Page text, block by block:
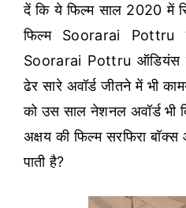
दें कि ये फिल्म साल 2020 में
फिल्म Soorarai Pottru
Soorarai Pottru ऑडियंस
ढेर सारे अवॉर्ड जीतने में भी
को उस साल नेशनल अवॉर्ड भी
अक्षय की फिल्म सरफिरा
पाती है?